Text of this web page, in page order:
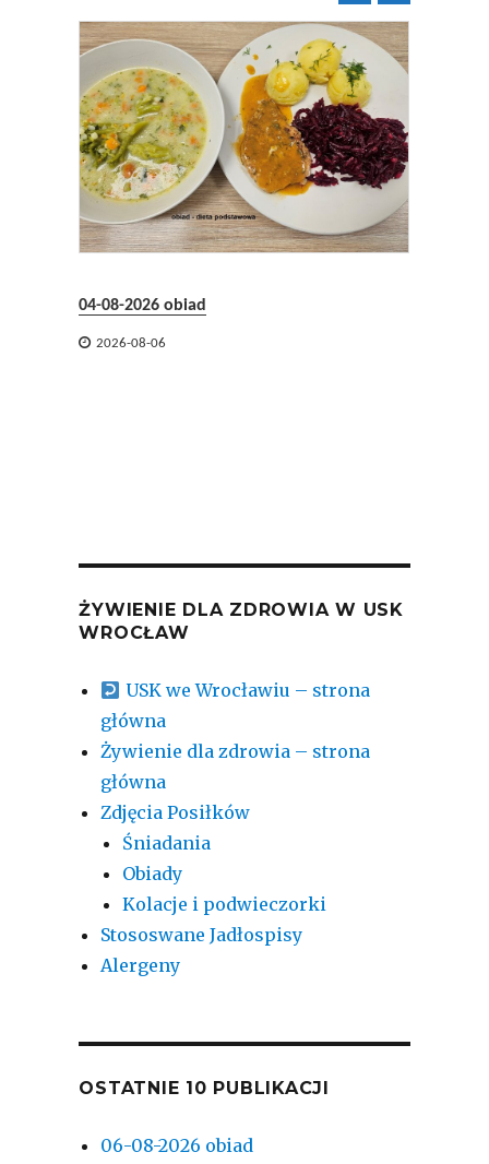
04-08-2026 obiad
 2026-08-06
ŻYWIENIE DLA ZDROWIA W USK
WROCŁAW
USK we Wrocławiu – strona
główna
Żywienie dla zdrowia – strona
główna
Zdjęcia Posiłków
Śniadania
Obiady
Kolacje i podwieczorki
Stososwane Jadłospisy
Alergeny
OSTATNIE 10 PUBLIKACJI
06-08-2026 obiad